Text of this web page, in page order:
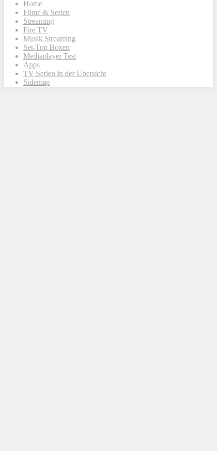
Home
Filme & Serien
Streaming
Fire TV
Musik Streaming
Set-Top Boxen
Mediaplayer Test
Apps
TV Serien in der Übersicht
Sidemap